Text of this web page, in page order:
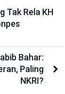
Tak Rela KH
Bahar:
Paling
NKRI?